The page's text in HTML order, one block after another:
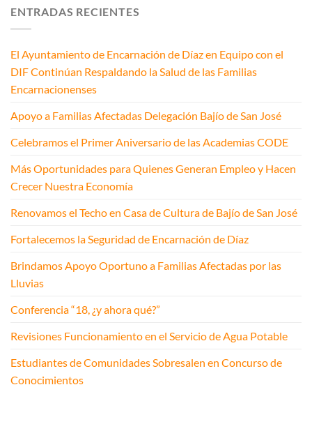
ENTRADAS RECIENTES
El Ayuntamiento de Encarnación de Díaz en Equipo con el
DIF Continúan Respaldando la Salud de las Familias
Encarnacionenses
Apoyo a Familias Afectadas Delegación Bajío de San José
Celebramos el Primer Aniversario de las Academias CODE
Más Oportunidades para Quienes Generan Empleo y Hacen
Crecer Nuestra Economía
Renovamos el Techo en Casa de Cultura de Bajío de San José
Fortalecemos la Seguridad de Encarnación de Díaz
Brindamos Apoyo Oportuno a Familias Afectadas por las
Lluvias
Conferencia “18, ¿y ahora qué?”
Revisiones Funcionamiento en el Servicio de Agua Potable
Estudiantes de Comunidades Sobresalen en Concurso de
Conocimientos